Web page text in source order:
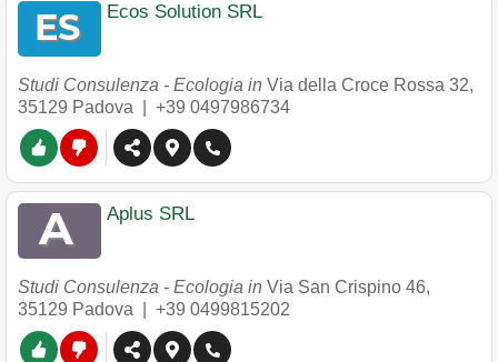
Ecos Solution SRL
Studi Consulenza - Ecologia in Via della Croce Rossa 32,
35129 Padova +39 0497986734
Aplus SRL
Studi Consulenza - Ecologia in Via San Crispino 46,
35129 Padova +39 0499815202